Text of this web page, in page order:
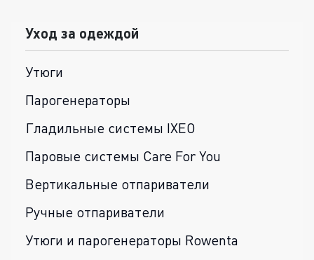
Уход за одеждой
Утюги
Парогенераторы
Гладильные системы IXEO
Паровые системы Care For You
Вертикальные отпариватели
Ручные отпариватели
Утюги и парогенераторы Rowenta